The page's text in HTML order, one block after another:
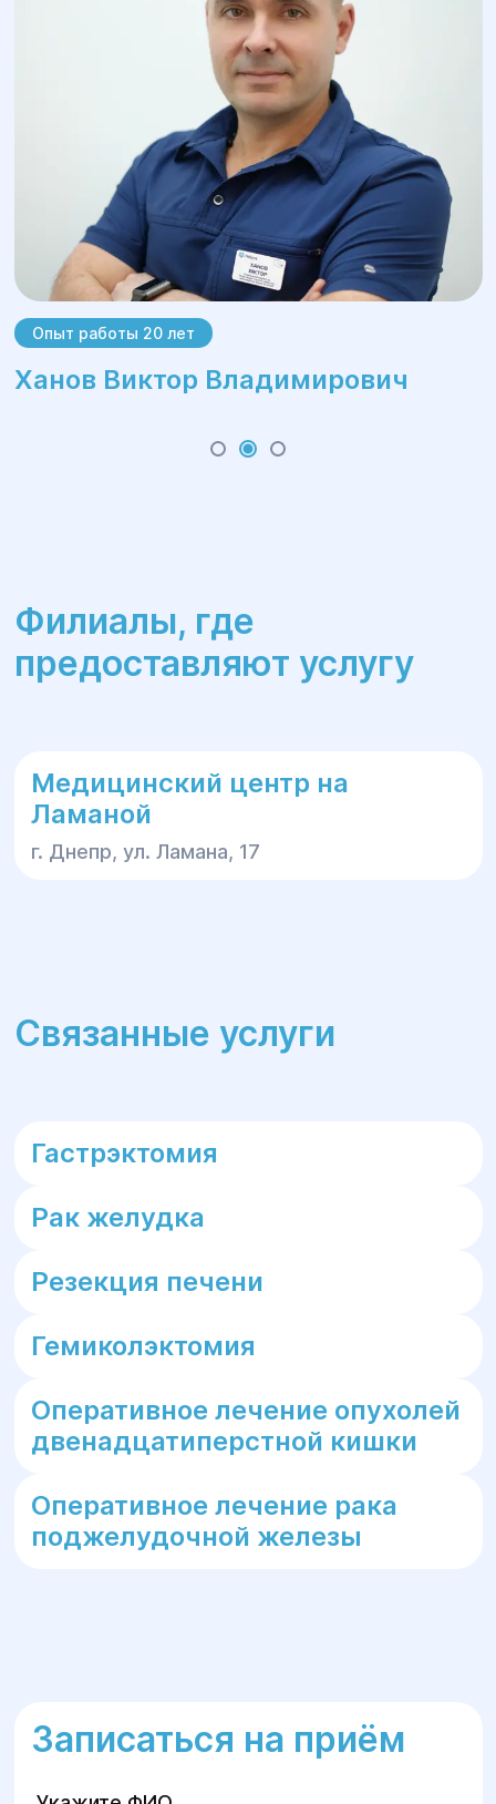
Опыт работы 20 лет
Ханов Виктор Владимирович
Филиалы, где
предоставляют услугу
Медицинский центр на
Ламаной
г. Днепр, ул. Ламана, 17
Связанные услуги
Гастрэктомия
Рак желудка
Резекция печени
Гемиколэктомия
Оперативное лечение опухолей
двенадцатиперстной кишки
Оперативное лечение рака
поджелудочной железы
Записаться на приём